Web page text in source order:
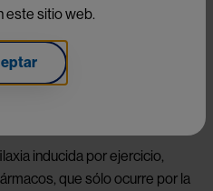
hasta el 5% de los
1
. Puede asociarse a otras
inducida por ejercicio,
que sólo ocurre por la
este sitio web.